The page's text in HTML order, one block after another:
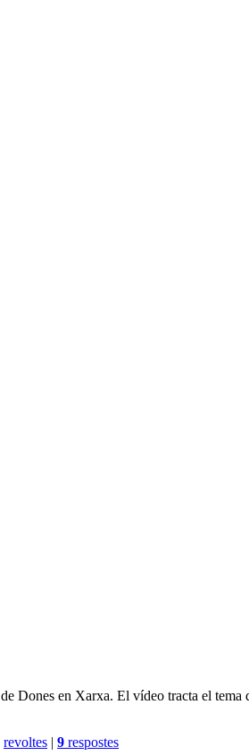
de Dones en Xarxa. El vídeo tracta el tema
revoltes | 9 respostes